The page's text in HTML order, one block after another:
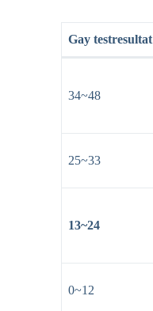
Gay testresultat
34~48
25~33
13~24
0~12